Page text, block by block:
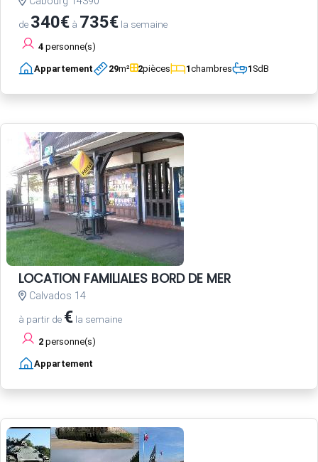
de 340€ à 735€ la semaine
4 personne(s)
Appartement 29m² 2pièces 1chambres 1SdB
LOCATION FAMILIALES BORD DE MER
Calvados 14
à partir de € la semaine
2 personne(s)
Appartement